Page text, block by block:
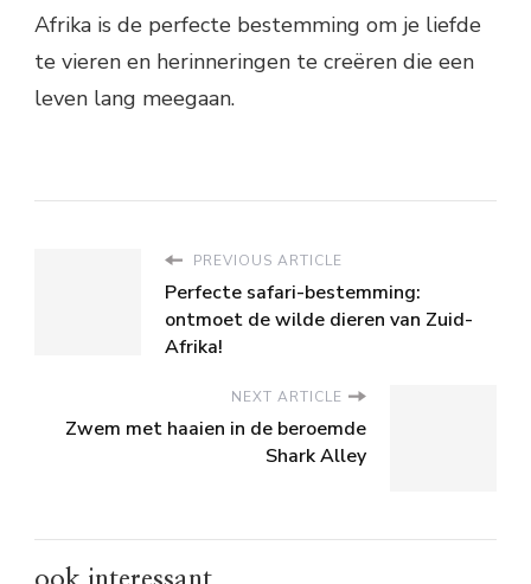
Afrika is de perfecte bestemming om je liefde
te vieren en herinneringen te creëren die een
leven lang meegaan.
PREVIOUS ARTICLE
Perfecte safari-bestemming:
ontmoet de wilde dieren van Zuid-
Afrika!
NEXT ARTICLE
Zwem met haaien in de beroemde
Shark Alley
ook interessant